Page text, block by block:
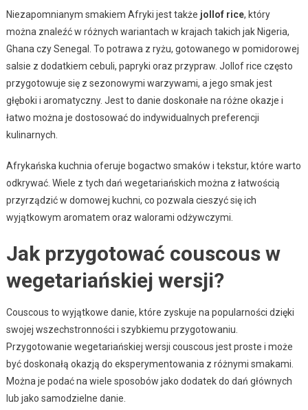
Niezapomnianym smakiem Afryki jest także jollof rice, który
można znaleźć w różnych wariantach w krajach takich jak Nigeria,
Ghana czy Senegal. To potrawa z ryżu, gotowanego w pomidorowej
salsie z dodatkiem cebuli, papryki oraz przypraw. Jollof rice często
przygotowuje się z sezonowymi warzywami, a jego smak jest
głęboki i aromatyczny. Jest to danie doskonałe na różne okazje i
łatwo można je dostosować do indywidualnych preferencji
kulinarnych.
Afrykańska kuchnia oferuje bogactwo smaków i tekstur, które warto
odkrywać. Wiele z tych dań wegetariańskich można z łatwością
przyrządzić w domowej kuchni, co pozwala cieszyć się ich
wyjątkowym aromatem oraz walorami odżywczymi.
Jak przygotować couscous w
wegetariańskiej wersji?
Couscous to wyjątkowe danie, które zyskuje na popularności dzięki
swojej wszechstronności i szybkiemu przygotowaniu.
Przygotowanie wegetariańskiej wersji couscous jest proste i może
być doskonałą okazją do eksperymentowania z różnymi smakami.
Można je podać na wiele sposobów jako dodatek do dań głównych
lub jako samodzielne danie.